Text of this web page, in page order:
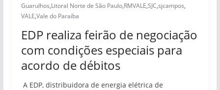
Guarulhos,Litoral Norte de São Paulo,RMVALE,SJC,sjcampos,
VALE,Vale do Paraíba
EDP realiza feirão de negociação
com condições especiais para
acordo de débitos
A EDP, distribuidora de energia elétrica de